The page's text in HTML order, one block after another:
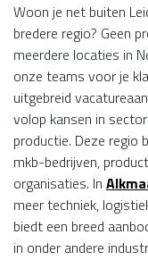
Woon je net buiten
bredere regio? Geen
meerdere locaties in
onze teams voor je
uitgebreid
volop kansen in
productie. Deze regio
mkb-bedrijven,
organisaties. In
meer techniek,
biedt een breed
in onder andere